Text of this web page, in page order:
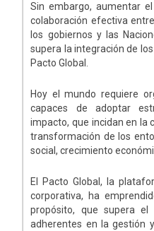
Sin embargo, aumentar
colaboración efectiva
los gobiernos y las
supera la integración de
Pacto Global.
Hoy el mundo requiere
capaces de adoptar
impacto, que incidan en la
transformación de los
social, crecimiento
El Pacto Global, la
corporativa, ha
propósito, que supera el
adherentes en la gestión